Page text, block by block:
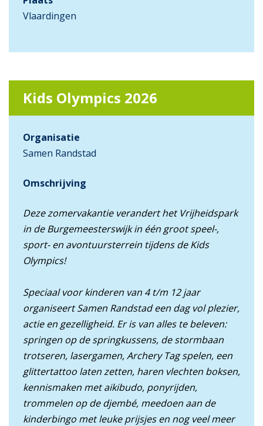
Vlaardingen
Kids Olympics 2026
Organisatie
Samen Randstad
Omschrijving
Deze zomervakantie verandert het Vrijheidspark
in de Burgemeesterswijk in één groot speel-,
sport- en avontuursterrein tijdens de Kids
Olympics!
Speciaal voor kinderen van 4 t/m 12 jaar
organiseert Samen Randstad een dag vol plezier,
actie en gezelligheid. Er is van alles te beleven:
springen op de springkussens, de stormbaan
trotseren, lasergamen, Archery Tag spelen, een
glittertattoo laten zetten, haren vlechten boksen,
kennismaken met aikibudo, ponyrijden,
trommelen op de djembé, meedoen aan de
kinderbingo met leuke prijsjes en nog veel meer